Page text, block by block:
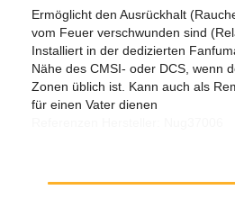
Ermöglicht den Ausrückhalt
vom Feuer verschwunden sind
Installiert in der dedizierten
Nähe des CMSI- oder DCS, wenn
Zonen üblich ist. Kann auch als
für einen Vater dienen